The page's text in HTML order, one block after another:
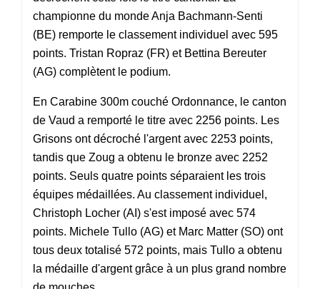
championne du monde Anja Bachmann-Senti
(BE) remporte le classement individuel avec 595
points. Tristan Ropraz (FR) et Bettina Bereuter
(AG) complètent le podium.
En Carabine 300m couché Ordonnance, le canton
de Vaud a remporté le titre avec 2256 points. Les
Grisons ont décroché l'argent avec 2253 points,
tandis que Zoug a obtenu le bronze avec 2252
points. Seuls quatre points séparaient les trois
équipes médaillées. Au classement individuel,
Christoph Locher (AI) s'est imposé avec 574
points. Michele Tullo (AG) et Marc Matter (SO) ont
tous deux totalisé 572 points, mais Tullo a obtenu
la médaille d'argent grâce à un plus grand nombre